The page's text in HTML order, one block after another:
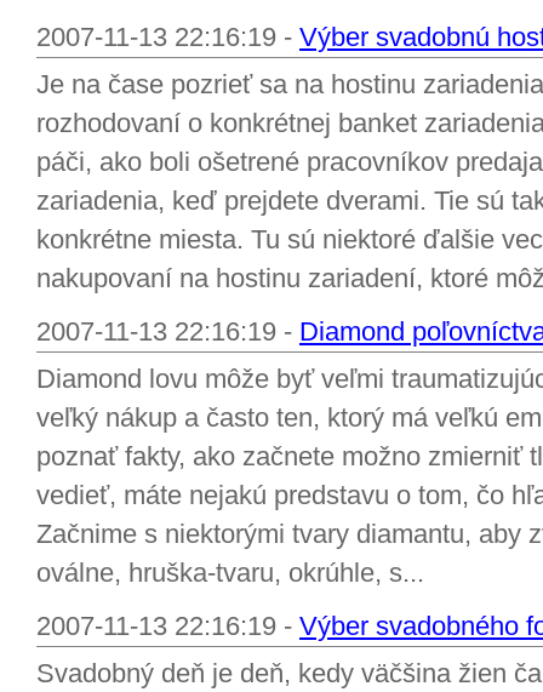
2007-11-13 22:16:19 - Výber svadobnú
Je na čase pozrieť sa na hostinu
rozhodovaní o konkrétnej banket
páči, ako boli ošetrené pracovníkov
zariadenia, keď prejdete dverami. Tie sú
konkrétne miesta. Tu sú niektoré ďalšie
nakupovaní na hostinu zariadení, ktoré
2007-11-13 22:16:19 - Diamond
Diamond lovu môže byť veľmi
veľký nákup a často ten, ktorý má veľkú
poznať fakty, ako začnete možno zmierniť
vedieť, máte nejakú predstavu o tom, čo
Začnime s niektorými tvary diamantu, aby
oválne, hruška-tvaru, okrúhle, s...
2007-11-13 22:16:19 - Výber svadobného
Svadobný deň je deň, kedy väčšina žien